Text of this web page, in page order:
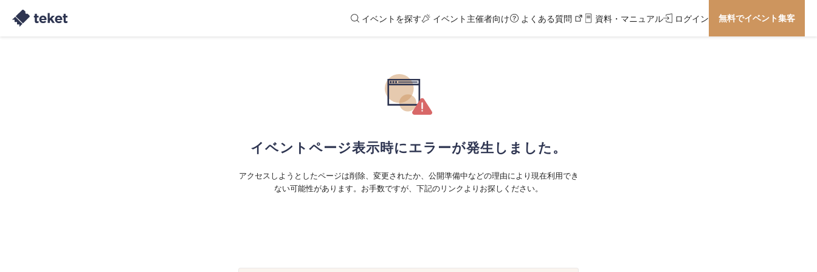
イベントを探す イベント主催者向け よくある質問 資料・マニュアル ログイン 無料でイベント集客
イベントページ表示時にエラーが発生しました。
アクセスしようとしたページは削除、変更されたか、公開準備中などの理由により現在利用でき
ない可能性があります。お手数ですが、下記のリンクよりお探しください。